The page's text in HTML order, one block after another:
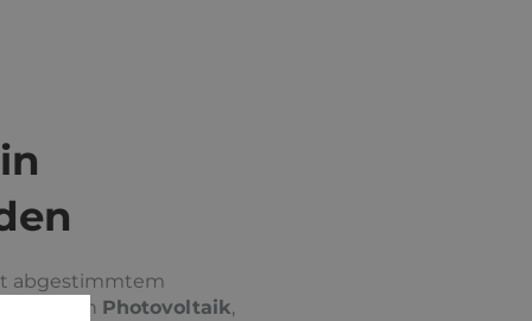
abgestimmtem
Photovoltaik,